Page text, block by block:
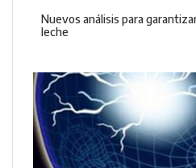
Nuevos análisis para
leche